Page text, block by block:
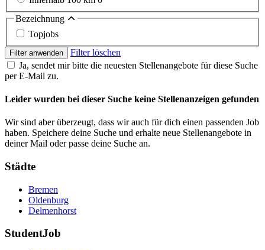
Bezeichnung
Topjobs
Filter anwenden
Filter löschen
Ja, sendet mir bitte die neuesten Stellenangebote für diese Suche
per E-Mail zu.
Leider wurden bei dieser Suche keine Stellenanzeigen gefunden
Wir sind aber überzeugt, dass wir auch für dich einen passenden Job
haben. Speichere deine Suche und erhalte neue Stellenangebote in
deiner Mail oder passe deine Suche an.
Städte
Bremen
Oldenburg
Delmenhorst
StudentJob